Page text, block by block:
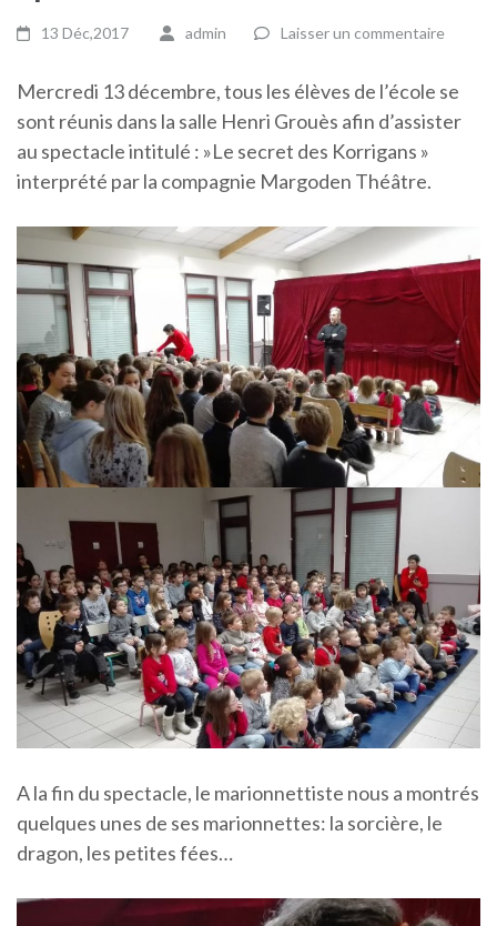
13 Déc,2017 admin Laisser un commentaire
Mercredi 13 décembre, tous les élèves de l’école se
sont réunis dans la salle Henri Grouès afin d’assister
au spectacle intitulé : »Le secret des Korrigans »
interprété par la compagnie Margoden Théâtre.
A la fin du spectacle, le marionnettiste nous a montrés
quelques unes de ses marionnettes: la sorcière, le
dragon, les petites fées…